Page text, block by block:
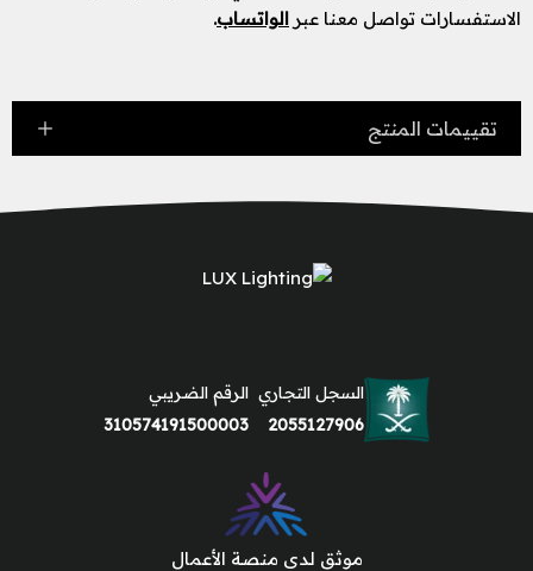
الاستفسارات تواصل معنا عبر الواتساب.
تقييمات المنتج
السجل التجاري
2055127906
الرقم الضريبي
310574191500003
موثق لدى منصة الأعمال